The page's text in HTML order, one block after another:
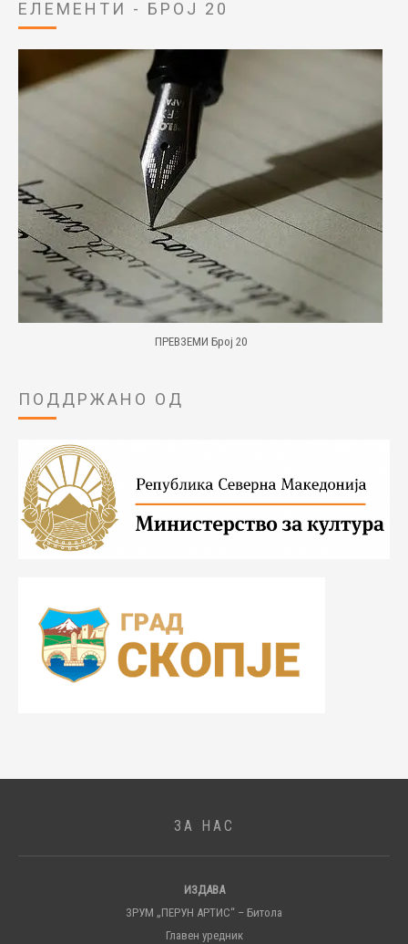
ЕЛЕМЕНТИ - БРОЈ 20
ПРЕВЗЕМИ Број 20
ПОДДРЖАНО ОД
ЗА НАС
ИЗДАВА
ЗРУМ „ПЕРУН АРТИС“ – Битола
Главен уредник